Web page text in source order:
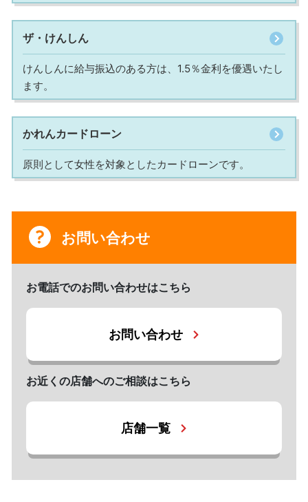
ザ・けんしん
けんしんに給与振込のある方は、1.5％金利を優遇いたし
ます。
かれんカードローン
原則として女性を対象としたカードローンです。
お問い合わせ
お電話でのお問い合わせはこちら
お問い合わせ
お近くの店舗へのご相談はこちら
店舗一覧